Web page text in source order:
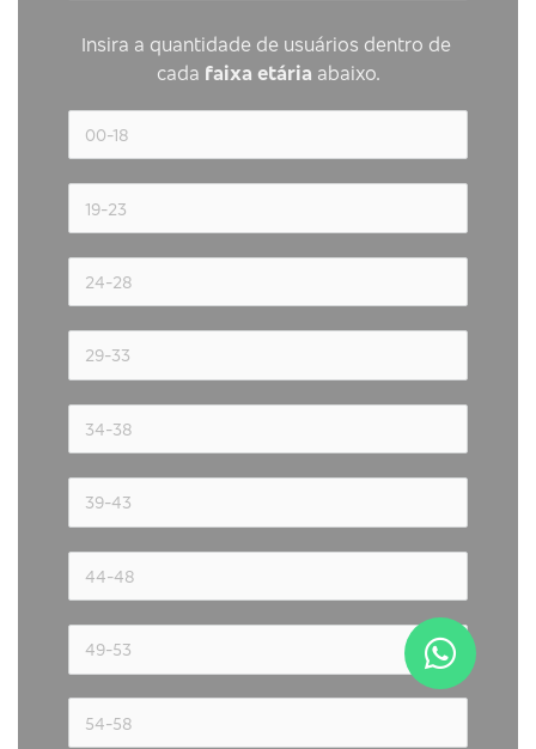
Insira a quantidade de usuários dentro de
cada faixa etária abaixo.